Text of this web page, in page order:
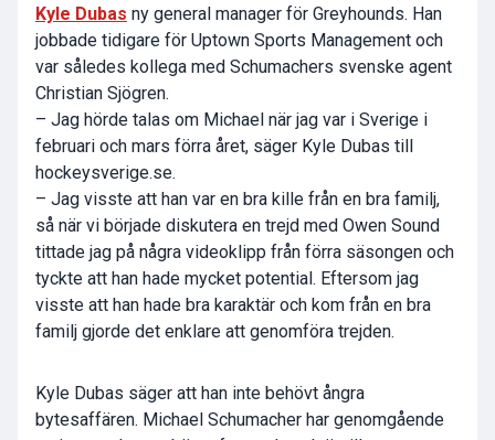
Kyle Dubas ny general manager för Greyhounds. Han
jobbade tidigare för Uptown Sports Management och
var således kollega med Schumachers svenske agent
Christian Sjögren.
– Jag hörde talas om Michael när jag var i Sverige i
februari och mars förra året, säger Kyle Dubas till
hockeysverige.se.
– Jag visste att han var en bra kille från en bra familj,
så när vi började diskutera en trejd med Owen Sound
tittade jag på några videoklipp från förra säsongen och
tyckte att han hade mycket potential. Eftersom jag
visste att han hade bra karaktär och kom från en bra
familj gjorde det enklare att genomföra trejden.
Kyle Dubas säger att han inte behövt ångra
bytesaffären. Michael Schumacher har genomgående